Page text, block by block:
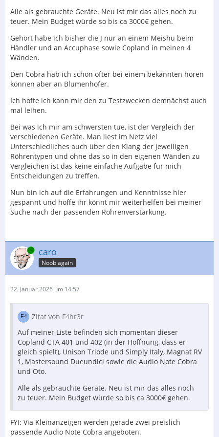
Alle als gebrauchte Geräte. Neu ist mir das alles noch zu
teuer. Mein Budget würde so bis ca 3000€ gehen.
Gehört habe ich bisher die J nur an einem Meishu beim
Händler und an Accuphase sowie Copland in meinen 4
Wänden.
Den Cobra hab ich schon öfter bei einem bekannten hören
können aber an Blumenhofer.
Ich hoffe ich kann mir den zu Testzwecken demnächst auch
mal leihen.
Bei was ich mir am schwersten tue, ist der Vergleich der
verschiedenen Geräte. Man liest im Netz viel
Unterschiedliches auch über den Klang der jeweiligen
Röhrentypen und ohne das so in den eigenen Wänden zu
Vergleichen ist das keine einfache Aufgabe für mich
Entscheidungen zu treffen.
Nun bin ich auf die Erfahrungen und Kenntnisse hier
gespannt und hoffe ihr könnt mir weiterhelfen bei meiner
Suche nach der passenden Röhrenverstärkung.
Online caro
Noob again
22. Januar 2026 um 14:57
Zitat von F4hr3r
Auf meiner Liste befinden sich momentan dieser
Copland CTA 401 und 402 (in der Hoffnung, dass er
gleich spielt), Unison Triode und Simply Italy, Magnat RV
1, Mastersound Dueundici sowie die Audio Note Cobra
und Oto.
Alle als gebrauchte Geräte. Neu ist mir das alles noch
zu teuer. Mein Budget würde so bis ca 3000€ gehen.
FYI: Via Kleinanzeigen werden gerade zwei preislich
passende Audio Note Cobra angeboten.